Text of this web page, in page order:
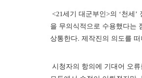
<21세기 대군부인>의 ‘천세
을 무의식적으로 수용했다는
상통한다. 제작진의 의도를
시청자의 항의에 기대어 오